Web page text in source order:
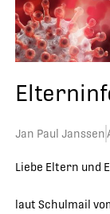
Jan Paul Janssen
Liebe Eltern und
laut Schulmail